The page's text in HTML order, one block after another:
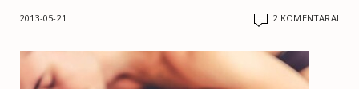
2013-05-21 2 KOMENTARAI